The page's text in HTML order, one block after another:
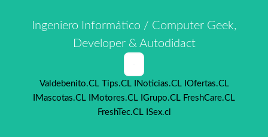
Ingeniero Informático / Computer Geek,
Developer & Autodidact
Valdebenito.CL Tips.CL INoticias.CL IOfertas.CL
IMascotas.CL
IMotores.CL IGrupo.CL FreshCare.CL
FreshTec.CL ISex.cl